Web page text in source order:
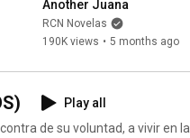
Another Juana
RCN Novelas
190K views • 5 months ago
Play all
de su voluntad, a vivir en la